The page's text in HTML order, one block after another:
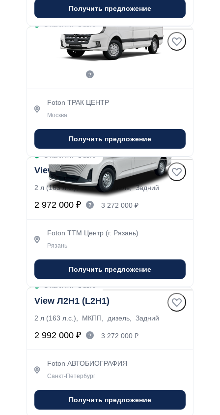
Получить предложение
В наличии 1 авто
Toano PRO Л2Н2 (L2H2)
2.5 л (154 л.с.), МКПП-6, дизель, Задний
Foton ТРАК ЦЕНТР
Москва
Получить предложение
В наличии 1 авто
View Л2Н1 (L2H1)
2 л (163 л.с.), МКПП, дизель, Задний
2 972 000 ₽ 3 272 000 ₽
Foton ТТМ Центр (г. Рязань)
Рязань
Получить предложение
В наличии 1 авто
View Л2Н1 (L2H1)
2 л (163 л.с.), МКПП, дизель, Задний
2 992 000 ₽ 3 272 000 ₽
Foton АВТОБИОГРАФИЯ
Санкт-Петербург
Получить предложение